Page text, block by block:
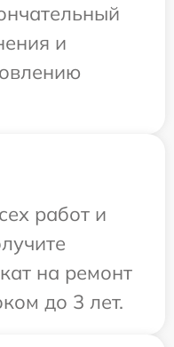
и
работ и
на ремонт
до 3 лет.